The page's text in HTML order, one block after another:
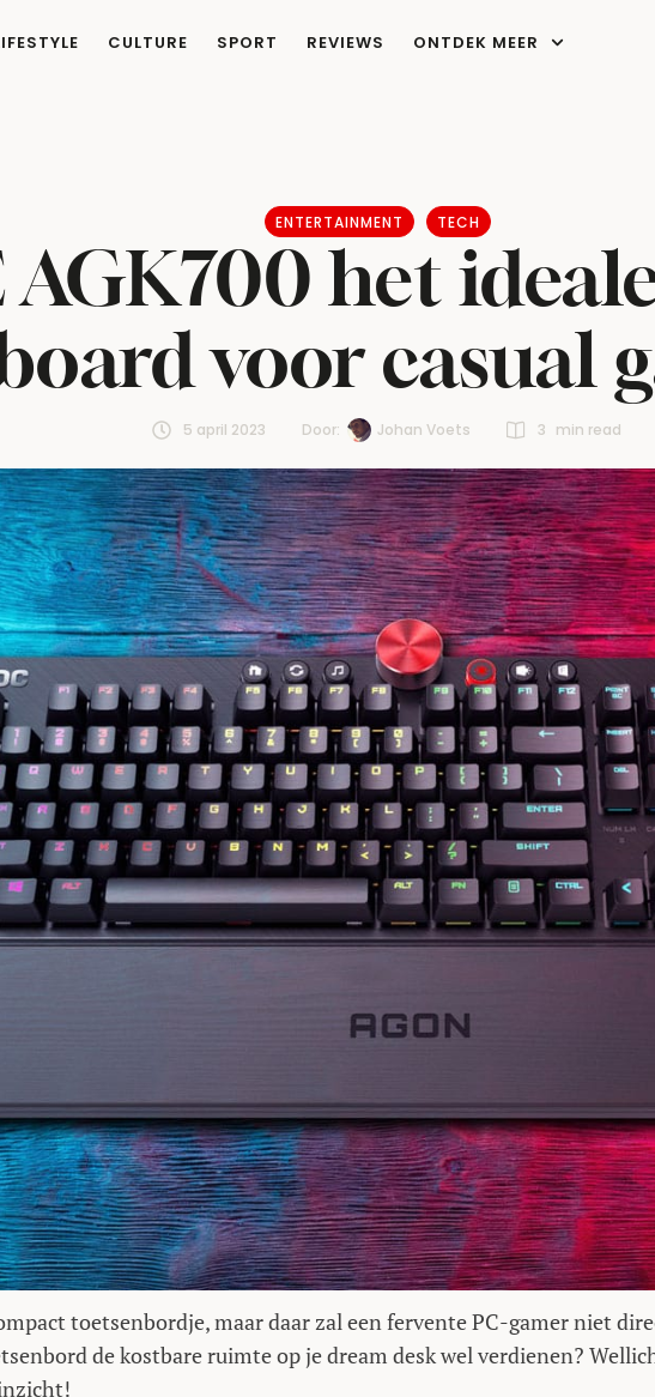
CULTURE SPORT REVIEWS ONTDEK MEER
ENTERTAINMENT TECH
AGK700 het
voor casual
5 april 2023 Door: Johan Voets 3 min read
toetsenbordje, maar daar zal een fervente PC-gamer niet
de kostbare ruimte op je dream desk wel verdienen?